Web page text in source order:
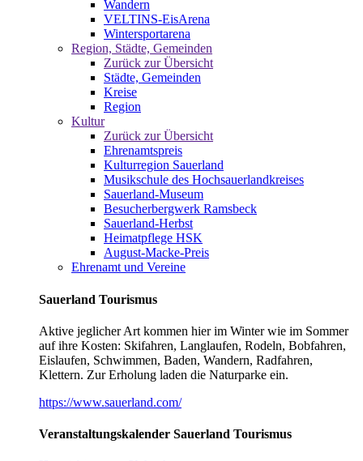
Wandern
VELTINS-EisArena
Wintersportarena
Region, Städte, Gemeinden
Zurück zur Übersicht
Städte, Gemeinden
Kreise
Region
Kultur
Zurück zur Übersicht
Ehrenamtspreis
Kulturregion Sauerland
Musikschule des Hochsauerlandkreises
Sauerland-Museum
Besucherbergwerk Ramsbeck
Sauerland-Herbst
Heimatpflege HSK
August-Macke-Preis
Ehrenamt und Vereine
Sauerland Tourismus
Aktive jeglicher Art kommen hier im Winter wie im Sommer
auf ihre Kosten: Skifahren, Langlaufen, Rodeln, Bobfahren,
Eislaufen, Schwimmen, Baden, Wandern, Radfahren,
Klettern. Zur Erholung laden die Naturparke ein.
https://www.sauerland.com/
Veranstaltungskalender Sauerland Tourismus